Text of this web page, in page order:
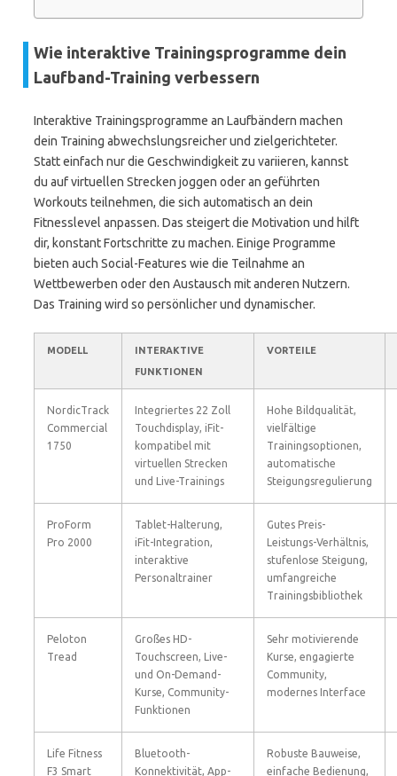
Wie interaktive Trainingsprogramme dein
Laufband-Training verbessern
Interaktive Trainingsprogramme an Laufbändern machen
dein Training abwechslungsreicher und zielgerichteter.
Statt einfach nur die Geschwindigkeit zu variieren, kannst
du auf virtuellen Strecken joggen oder an geführten
Workouts teilnehmen, die sich automatisch an dein
Fitnesslevel anpassen. Das steigert die Motivation und hilft
dir, konstant Fortschritte zu machen. Einige Programme
bieten auch Social-Features wie die Teilnahme an
Wettbewerben oder den Austausch mit anderen Nutzern.
Das Training wird so persönlicher und dynamischer.
MODELL
INTERAKTIVE
FUNKTIONEN
VORTEILE
NordicTrack
Commercial
1750
Integriertes 22 Zoll
Touchdisplay, iFit-
kompatibel mit
virtuellen Strecken
und Live-Trainings
Hohe Bildqualität,
vielfältige
Trainingsoptionen,
automatische
Steigungsregulierung
ProForm
Pro 2000
Tablet-Halterung,
iFit-Integration,
interaktive
Personaltrainer
Gutes Preis-
Leistungs-Verhältnis,
stufenlose Steigung,
umfangreiche
Trainingsbibliothek
Peloton
Tread
Großes HD-
Touchscreen, Live-
und On-Demand-
Kurse, Community-
Funktionen
Sehr motivierende
Kurse, engagierte
Community,
modernes Interface
Life Fitness
F3 Smart
Bluetooth-
Konnektivität, App-
Robuste Bauweise,
einfache Bedienung,